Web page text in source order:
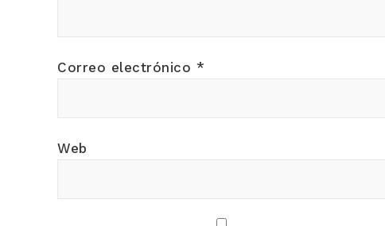
Correo electrónico *
Web